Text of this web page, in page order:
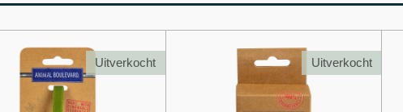
Uitverkocht Uitverkocht